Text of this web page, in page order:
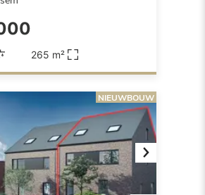
265 m²
Next
NIEUWBOUW